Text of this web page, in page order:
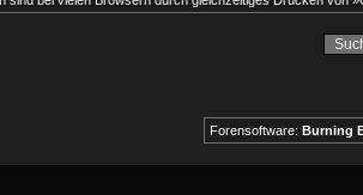
Forensoftware: Burning